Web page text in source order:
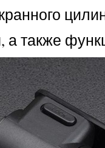
также